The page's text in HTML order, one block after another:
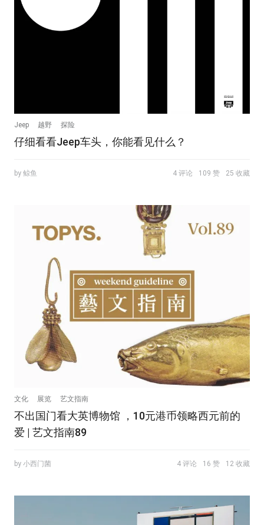
Jeep 越野 探险
仔细看看Jeep车头，你能看见什么？
by 鲸鱼 4 评论 109 赞 25 收藏
文化 展览 艺文指南
不出国门看大英博物馆 ，10元港币领略西元前的
爱 | 艺文指南89
by 小西门菌 4 评论 16 赞 12 收藏